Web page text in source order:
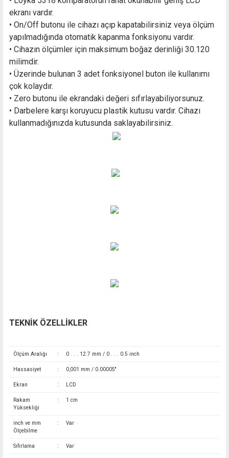
ekranı vardır.
• On/Off butonu ile cihazı açıp kapatabilirsiniz veya ölçüm
yapılmadığında otomatik kapanma fonksiyonu vardır.
• Cihazın ölçümler için maksimum boğaz derinliği 30.120
milimdir.
• Üzerinde bulunan 3 adet fonksiyonel buton ile kullanımı
çok kolaydır.
• Zero butonu ile ekrandaki değeri sıfırlayabiliyorsunuz.
• Darbelere karşı koruyucu plastik kutusu vardır. Cihazı
kullanmadığınızda kutusunda saklayabilirsiniz.
TEKNİK ÖZELLİKLER
Ölçüm Aralığı : 0 . . . 12.7 mm / 0 . . . 0.5 inch
Hassasiyet : 0,001 mm / 0.00005''
Ekran : LCD
Rakam
Yüksekliği
: 1 cm
inch ve mm
Ölçebilme
: Var
Sıfırlama : Var